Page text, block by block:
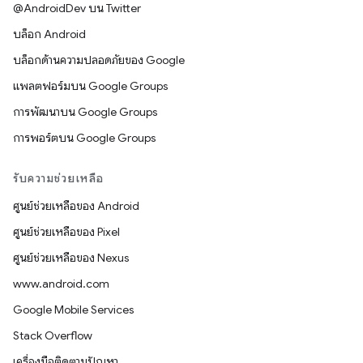
@AndroidDev บน Twitter
บล็อก Android
บล็อกด้านความปลอดภัยของ Google
แพลตฟอร์มบน Google Groups
การพัฒนาบน Google Groups
การพอร์ตบน Google Groups
รับความช่วยเหลือ
ศูนย์ช่วยเหลือของ Android
ศูนย์ช่วยเหลือของ Pixel
ศูนย์ช่วยเหลือของ Nexus
www.android.com
Google Mobile Services
Stack Overflow